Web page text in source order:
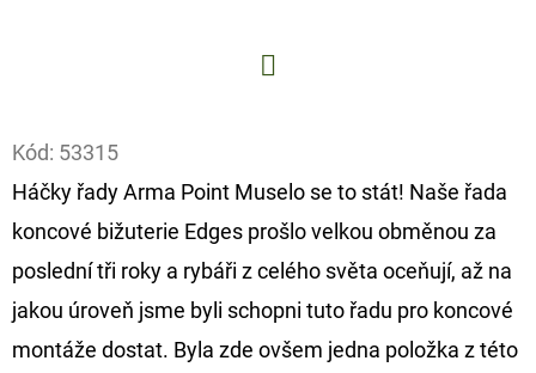
Kód: 53315
Háčky řady Arma Point Muselo se to stát! Naše řada
koncové bižuterie Edges prošlo velkou obměnou za
poslední tři roky a rybáři z celého světa oceňují, až na
jakou úroveň jsme byli schopni tuto řadu pro koncové
montáže dostat. Byla zde ovšem jedna položka z této
HLEDAT